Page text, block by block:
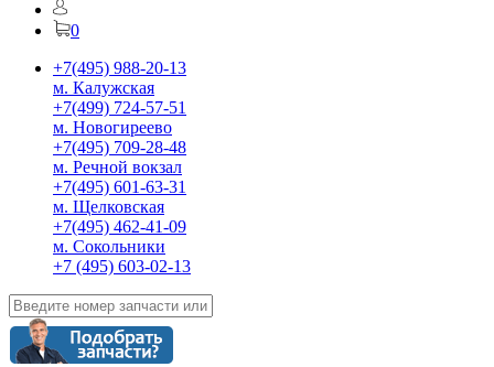
0
+7(495) 988-20-13
м. Калужская
+7(499) 724-57-51
м. Новогиреево
+7(495) 709-28-48
м. Речной вокзал
+7(495) 601-63-31
м. Щелковская
+7(495) 462-41-09
м. Сокольники
+7 (495) 603-02-13